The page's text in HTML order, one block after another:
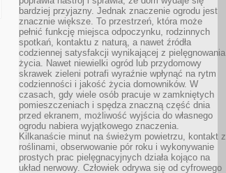
bardziej przyjazny. Jednak znaczenie ogrodu jest
znacznie większe. To przestrzeń, która może
pełnić funkcję miejsca odpoczynku, rodzinnych
spotkań, kontaktu z naturą, a nawet źródła
codziennej satysfakcji wynikającej z pielęgnowania
życia. Nawet niewielki ogród lub przydomowy
skrawek zieleni potrafi wyraźnie wpłynąć na rytm
codzienności i jakość życia domowników. W
czasach, gdy wiele osób pracuje w zamkniętych
pomieszczeniach i spędza znaczną część dnia
przed ekranem, możliwość wyjścia do własnego
ogrodu nabiera wyjątkowego znaczenia.
Kilkanaście minut na świeżym powietrzu, kontakt z
roślinami, obserwowanie pór roku i wykonywanie
prostych prac pielęgnacyjnych działa kojąco na
układ nerwowy. Człowiek odrywa się od cyfrowego